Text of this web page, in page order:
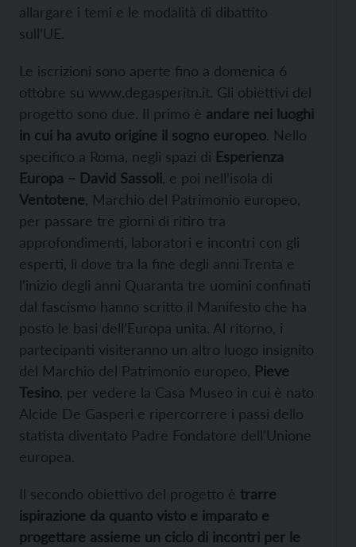
allargare i temi e le modalità di dibattito
sull’UE.
Le iscrizioni sono aperte fino a domenica 6
ottobre su www.degasperitn.it. Gli obiettivi del
progetto sono due. Il primo è andare nei luoghi
in cui ha avuto origine il sogno europeo. Nello
specifico a Roma, negli spazi di Esperienza
Europa – David Sassoli , e poi nell’isola di
Ventotene , Marchio del Patrimonio europeo,
per passare tre giorni di ritiro tra
approfondimenti, laboratori e incontri con gli
esperti, lì dove tra la fine degli anni Trenta e
l’inizio degli anni Quaranta tre uomini confinati
dal fascismo hanno scritto il Manifesto che ha
posto le basi dell’Europa unita. Al ritorno, i
partecipanti visiteranno un altro luogo insignito
del Marchio del Patrimonio europeo, Pieve
Tesino , per vedere la Casa Museo in cui è nato
Alcide De Gasperi e ripercorrere i passi dello
statista diventato Padre Fondatore dell’Unione
europea.
Il secondo obiettivo del progetto è trarre
ispirazione da quanto visto e imparato e
progettare assieme un ciclo di incontri per le